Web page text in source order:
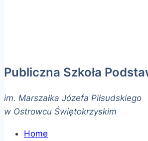
Publiczna Szkoła
im. Marszałka Józefa Piłsudskiego
w Ostrowcu Świętokrzyskim
Home